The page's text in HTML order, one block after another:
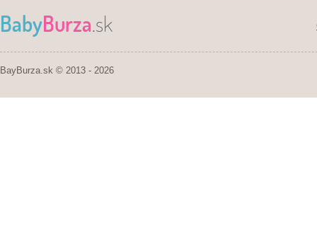
BabyBurza.sk
BayBurza.sk © 2013 - 2026